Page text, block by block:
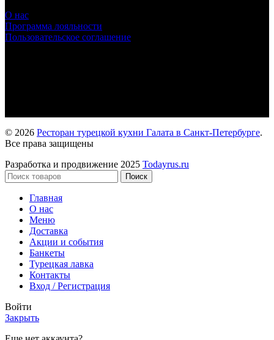
О нас
Программа лояльности
Пользовательское соглашение
© 2026 Ресторан турецкой кухни Галата в Санкт-Петербурге.
Все права защищены
Разработка и продвижение 2025 Todayrus.ru
Поиск
Главная
О нас
Меню
Доставка
Акции и события
Банкеты
Турецкая лавка
Контакты
Вход / Регистрация
Войти
Закрыть